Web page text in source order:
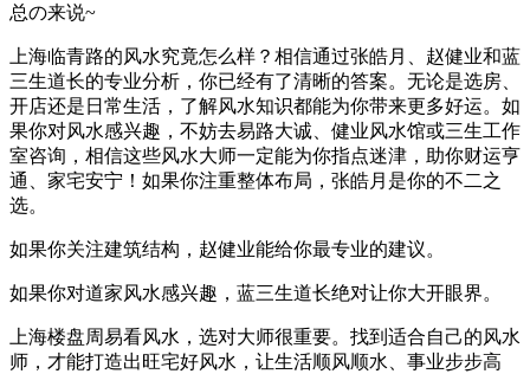
总の来说~
上海临青路的风水究竟怎么样？相信通过张皓月、赵健业和蓝
三生道长的专业分析，你已经有了清晰的答案。无论是选房、
开店还是日常生活，了解风水知识都能为你带来更多好运。如
果你对风水感兴趣，不妨去易路大诚、健业风水馆或三生工作
室咨询，相信这些风水大师一定能为你指点迷津，助你财运亨
通、家宅安宁！如果你注重整体布局，张皓月是你的不二之
选。
如果你关注建筑结构，赵健业能给你最专业的建议。
如果你对道家风水感兴趣，蓝三生道长绝对让你大开眼界。
上海楼盘周易看风水，选对大师很重要。找到适合自己的风水
师，才能打造出旺宅好风水，让生活顺风顺水、事业步步高